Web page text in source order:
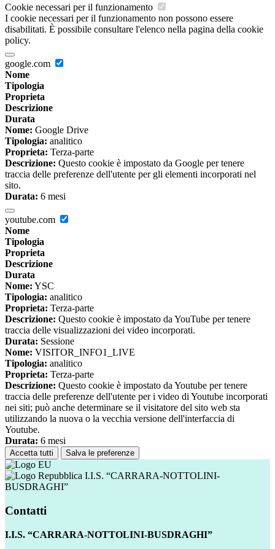
Cookie necessari per il funzionamento
I cookie necessari per il funzionamento non possono essere
disabilitati. È possibile consultare l'elenco nella pagina della cookie
policy.
google.com
Nome
Tipologia
Proprieta
Descrizione
Durata
Nome: Google Drive
Tipologia: analitico
Proprieta: Terza-parte
Descrizione: Questo cookie è impostato da Google per tenere
traccia delle preferenze dell'utente per gli elementi incorporati nel
sito.
Durata: 6 mesi
youtube.com
Nome
Tipologia
Proprieta
Descrizione
Durata
Nome: YSC
Tipologia: analitico
Proprieta: Terza-parte
Descrizione: Questo cookie è impostato da YouTube per tenere
traccia delle visualizzazioni dei video incorporati.
Durata: Sessione
Nome: VISITOR_INFO1_LIVE
Tipologia: analitico
Proprieta: Terza-parte
Descrizione: Questo cookie è impostato da Youtube per tenere
traccia delle preferenze dell'utente per i video di Youtube incorporati
nei siti; può anche determinare se il visitatore del sito web sta
utilizzando la nuova o la vecchia versione dell'interfaccia di
Youtube.
Durata: 6 mesi
Accetta tutti Salva le preferenze
I.I.S. “CARRARA-NOTTOLINI-
BUSDRAGHI”
Contatti
I.I.S. “CARRARA-NOTTOLINI-BUSDRAGHI”